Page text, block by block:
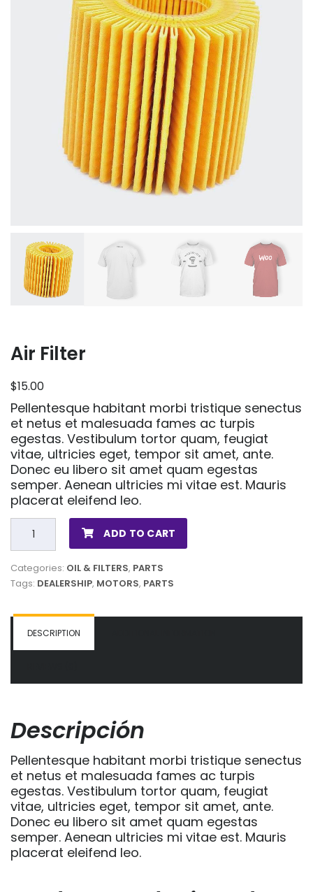
Air Filter
$15.00
Pellentesque habitant morbi tristique senectus
et netus et malesuada fames ac turpis
egestas. Vestibulum tortor quam, feugiat
vitae, ultricies eget, tempor sit amet, ante.
Donec eu libero sit amet quam egestas
semper. Aenean ultricies mi vitae est. Mauris
placerat eleifend leo.
ADD TO CART
Categories: OIL & FILTERS, PARTS
Tags: DEALERSHIP, MOTORS, PARTS
DESCRIPTION
Descripción
Pellentesque habitant morbi tristique senectus
et netus et malesuada fames ac turpis
egestas. Vestibulum tortor quam, feugiat
vitae, ultricies eget, tempor sit amet, ante.
Donec eu libero sit amet quam egestas
semper. Aenean ultricies mi vitae est. Mauris
placerat eleifend leo.